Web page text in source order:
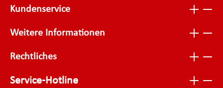
Kundenservice
Weitere Informationen
Rechtliches
Service-Hotline